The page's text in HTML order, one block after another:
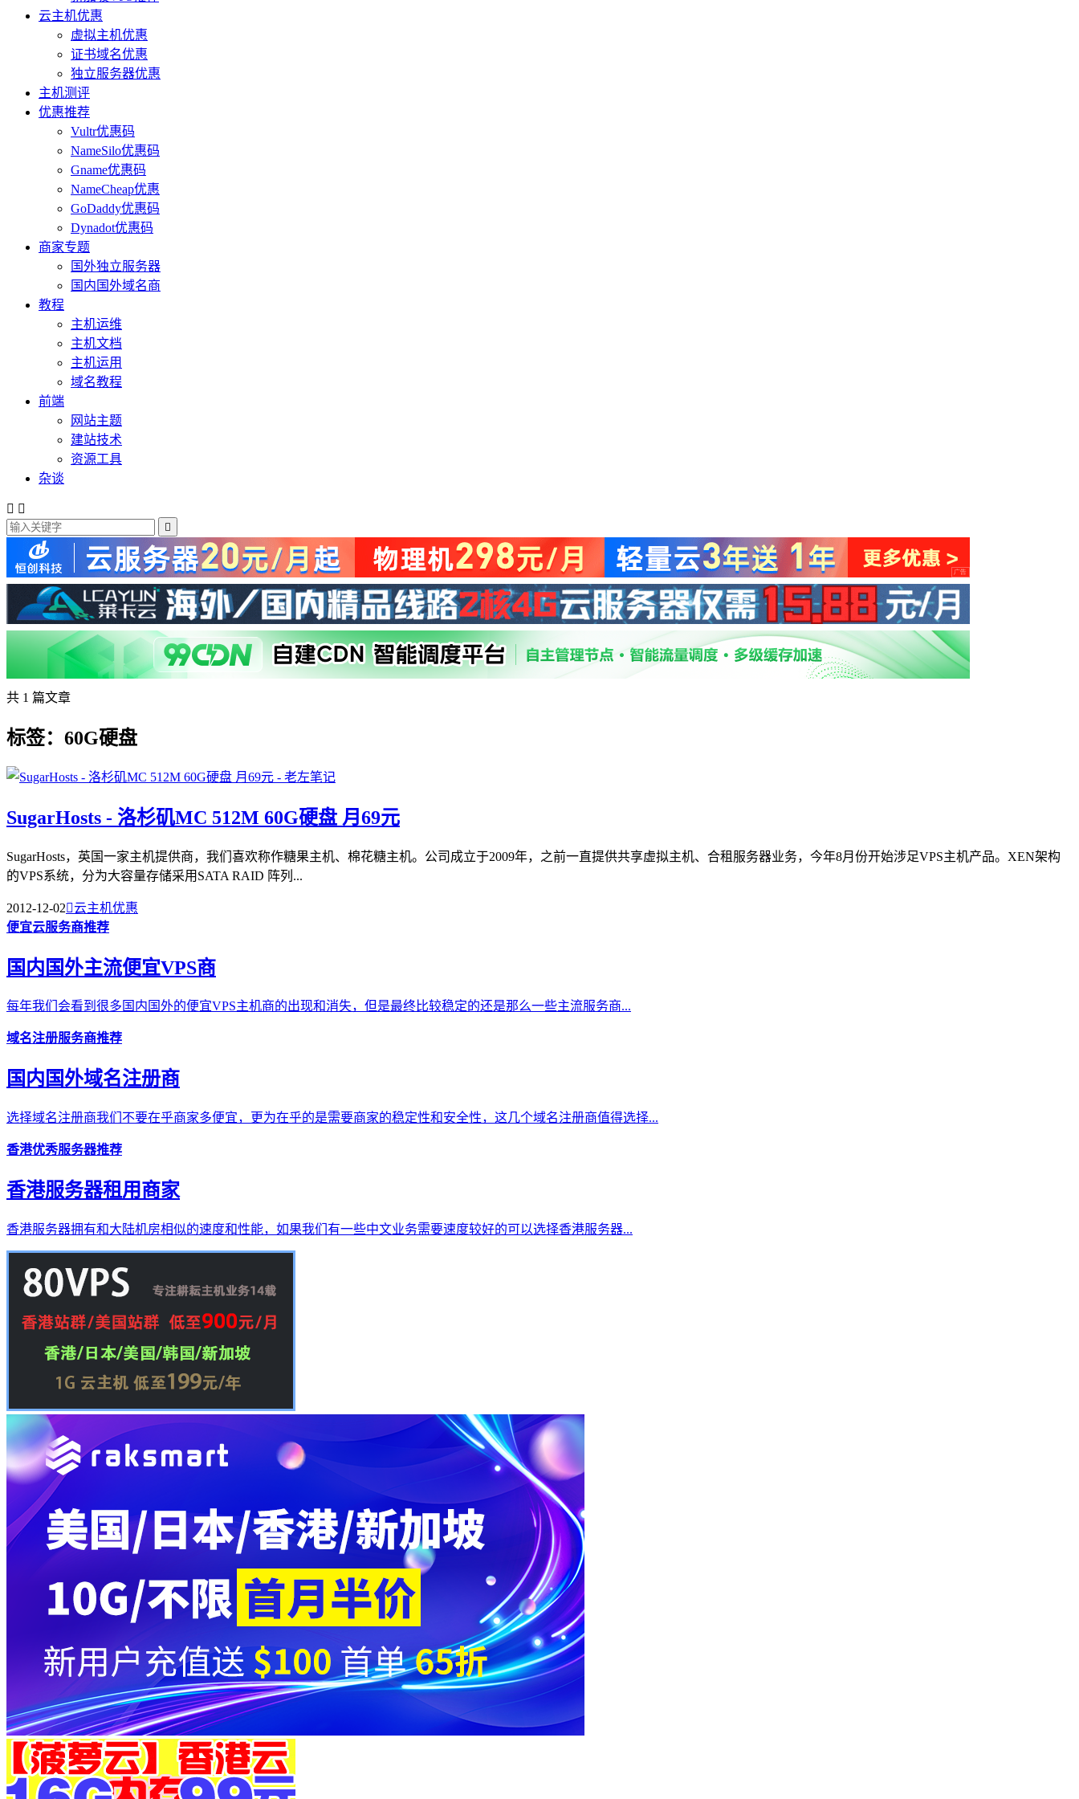
云主机优惠
虚拟主机优惠
证书域名优惠
独立服务器优惠
主机测评
优惠推荐
Vultr优惠码
NameSilo优惠码
Gname优惠码
NameCheap优惠
GoDaddy优惠码
Dynadot优惠码
商家专题
国外独立服务器
国内国外域名商
教程
主机运维
主机文档
主机运用
域名教程
前端
网站主题
建站技术
资源工具
杂谈
 

共 1 篇文章
标签：60G硬盘
SugarHosts - 洛杉矶MC 512M 60G硬盘 月69元
SugarHosts，英国一家主机提供商，我们喜欢称作糖果主机、棉花糖主机。公司成立于2009年，之前一直提供共享虚拟主机、合租服务器业务，今年8月份开始涉足VPS主机产品。XEN架构
的VPS系统，分为大容量存储采用SATA RAID 阵列...
2012-12-02云主机优惠
便宜云服务商推荐
国内国外主流便宜VPS商
每年我们会看到很多国内国外的便宜VPS主机商的出现和消失，但是最终比较稳定的还是那么一些主流服务商...
域名注册服务商推荐
国内国外域名注册商
选择域名注册商我们不要在乎商家多便宜，更为在乎的是需要商家的稳定性和安全性，这几个域名注册商值得选择...
香港优秀服务器推荐
香港服务器租用商家
香港服务器拥有和大陆机房相似的速度和性能，如果我们有一些中文业务需要速度较好的可以选择香港服务器...